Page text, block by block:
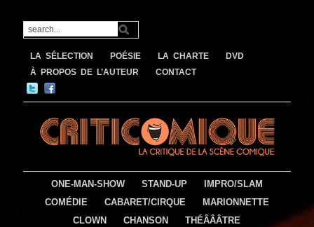
LA SÉLECTION POÉSIE LA CHARTE
DVD
À PROPOS DE L’AUTEUR
CONTACT
ONE-MAN-SHOW STAND-UP
IMPRO/SLAM
COMÉDIE
CABARET/CIRQUE
MARIONNETTE
CLOWN
CHANSON THÉÂÂÂTRE